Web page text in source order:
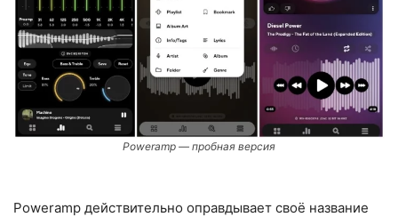
Poweramp — пробная версия
Poweramp действительно оправдывает своё название